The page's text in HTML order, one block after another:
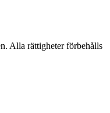
Alla rättigheter förbehålls